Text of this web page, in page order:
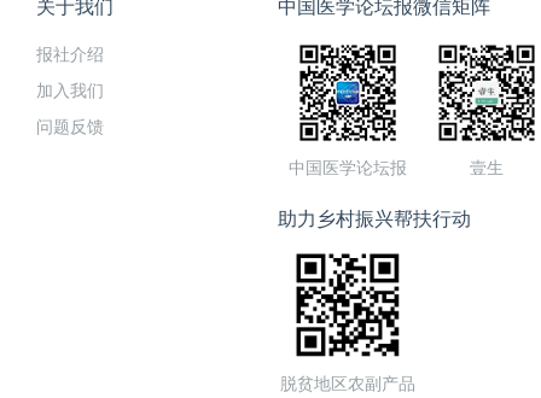
关于我们
报社介绍
加入我们
问题反馈
中国医学论坛报微信矩阵
中国医学论坛报 壹生
助力乡村振兴帮扶行动
脱贫地区农副产品